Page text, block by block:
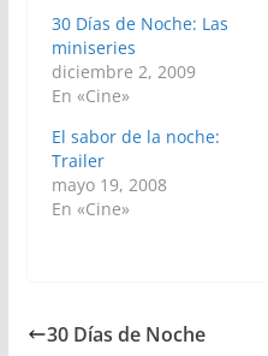
30 Días de Noche: Las
miniseries
diciembre 2, 2009
En «Cine»
El sabor de la noche:
Trailer
mayo 19, 2008
En «Cine»
30 Días de Noche